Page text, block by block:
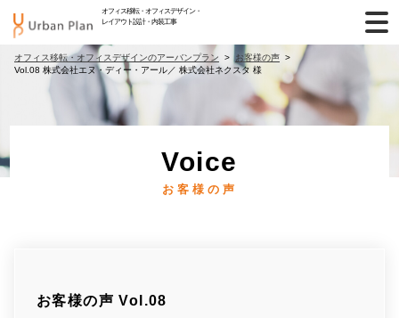
オフィス移転・オフィスデザイン・
レイアウト設計・内装工事
オフィス移転・オフィスデザインのアーバンプラン
お客様の声
Vol.08 株式会社エヌ・ディー・アール／ 株式会社ネクスタ 様
Voice
お客様の声
お客様の声 Vol.08